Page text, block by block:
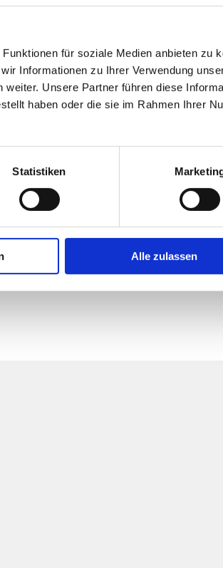
für soziale Medien anbieten zu
Informationen zu Ihrer Verwendung
Unsere Partner führen diese
haben oder die sie im Rahmen Ihrer
Statistiken
Alle zulassen
Wasserwanderrastplatz
Hafen Bermudadreieck
Am Mühlenberg 3